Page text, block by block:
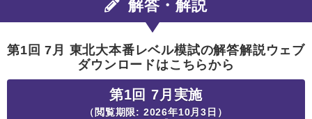
解答・解説
第1回 7月 東北大本番レベル模試の解答解説ウェブ
ダウンロードはこちらから
第1回 7月実施
（閲覧期限: 2026年10月3日）